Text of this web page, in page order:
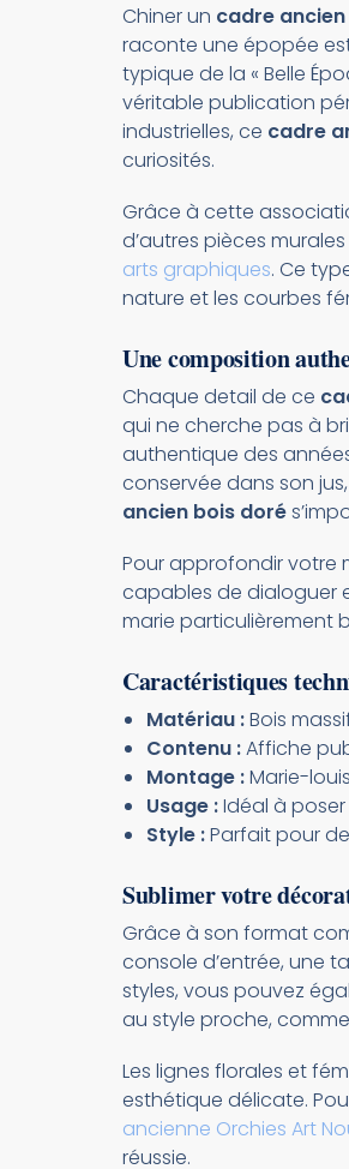
Chiner un cadre
raconte une épopée
typique de la « Belle
véritable publication
industrielles, ce cadre
curiosités.
Grâce à cette
d’autres pièces
arts graphiques. Ce
nature et les courbes
Une composition
Chaque detail de ce
qui ne cherche pas à
authentique des
conservée dans son
ancien bois doré
Pour approfondir votre
capables de dialoguer
marie particulièrement
Caractéristiques
Matériau :Bois
Contenu :Affiche
Montage :Marie-
Usage :Idéal à
Style :Parfait pour
Sublimer votre
Grâce à son format
console d’entrée, une
styles, vous pouvez
au style proche,
Les lignes florales et
esthétique délicate.
ancienne Orchies Art
réussie.